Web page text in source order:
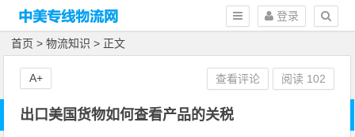
登录
首页 >物流知识 > 正文
出口美国货物如何查看产品的关税
查看评论 阅读 102
A+